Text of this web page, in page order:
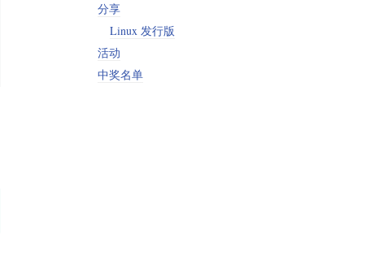
分享
Linux 发行版
活动
中奖名单